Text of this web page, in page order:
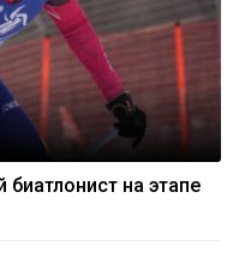
биатлонист на этапе